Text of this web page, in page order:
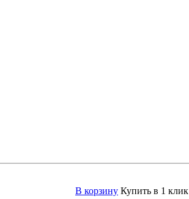
В корзину Купить в 1 клик